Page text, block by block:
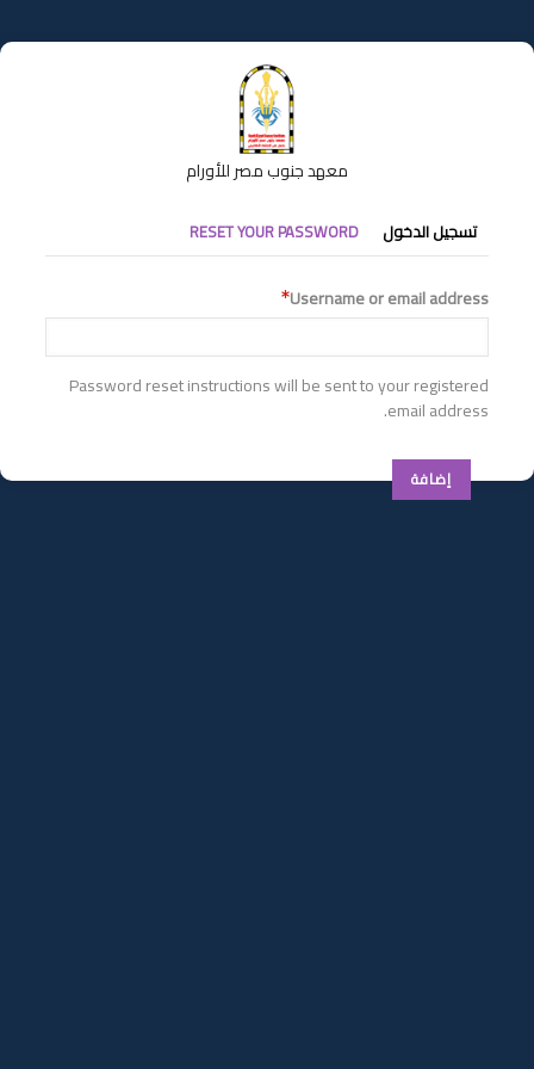
إلى
المحتوى
معهد جنوب مصر للأورام
التبويبات
الأساسية
تسجيل الدخول RESET YOUR PASSWORD
Username or email address
Password reset instructions will be sent to your registered
email address.